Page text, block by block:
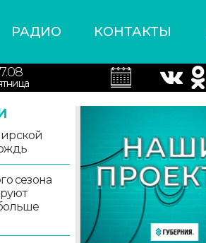
РАДИО КОНТАКТЫ
сезона